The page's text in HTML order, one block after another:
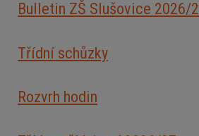
Bulletin ZŠ Slušovice 2026/2
Třídní schůzky
Rozvrh hodin